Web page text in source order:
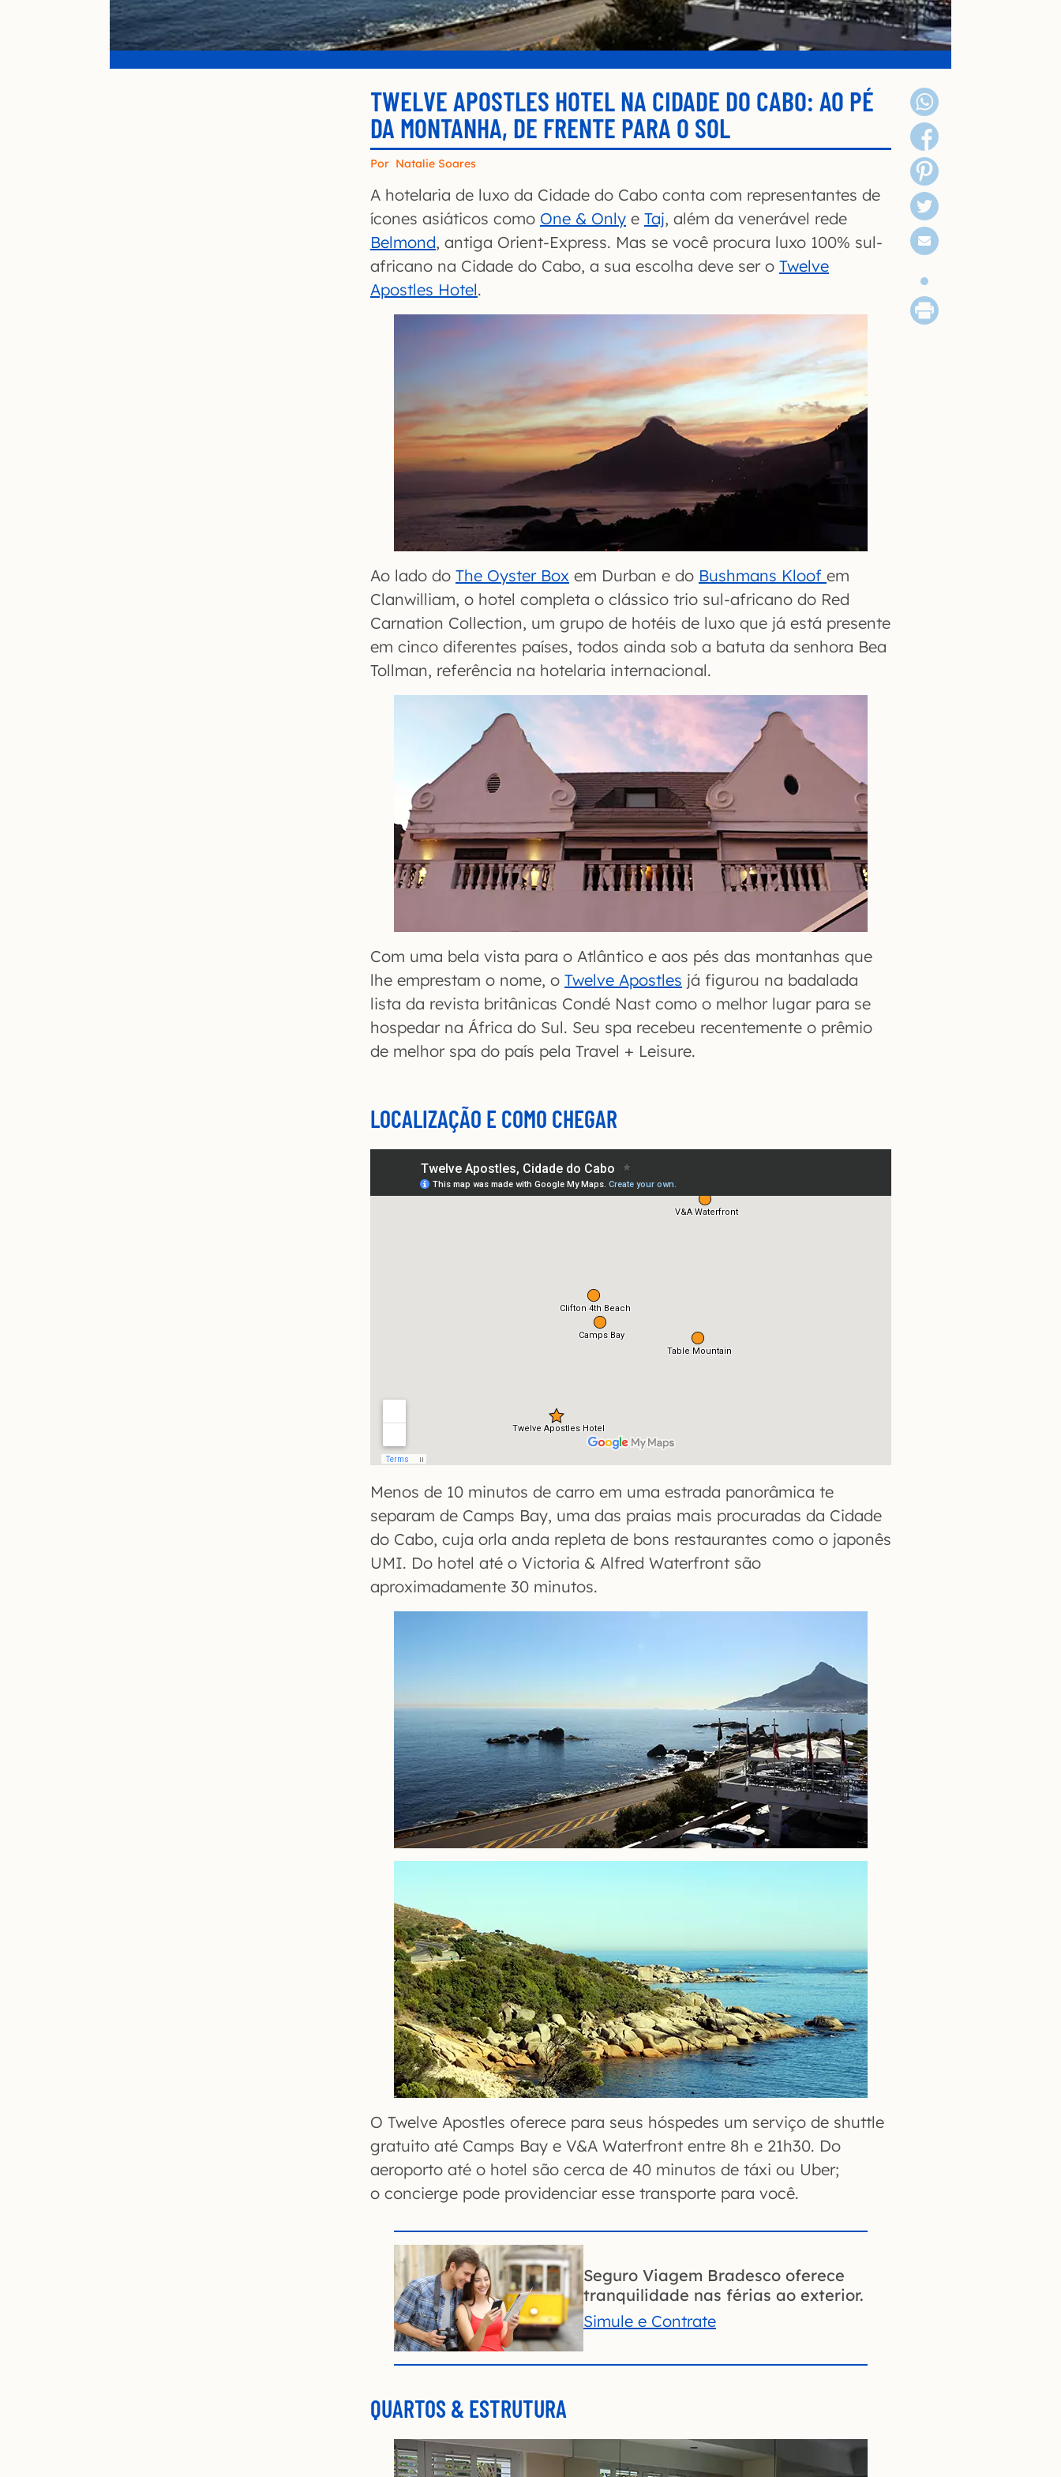
TWELVE APOSTLES HOTEL NA CIDADE DO CABO: AO PÉ
DA MONTANHA, DE FRENTE PARA O SOL
Por Natalie Soares
A hotelaria de luxo da Cidade do Cabo conta com representantes de
ícones asiáticos como One & Only e Taj, além da venerável rede
Belmond, antiga Orient-Express. Mas se você procura luxo 100% sul-
africano na Cidade do Cabo, a sua escolha deve ser o Twelve
Apostles Hotel.
Ao lado do The Oyster Box em Durban e do Bushmans Kloof em
Clanwilliam, o hotel completa o clássico trio sul-africano do Red
Carnation Collection, um grupo de hotéis de luxo que já está presente
em cinco diferentes países, todos ainda sob a batuta da senhora Bea
Tollman, referência na hotelaria internacional.
Com uma bela vista para o Atlântico e aos pés das montanhas que
lhe emprestam o nome, o Twelve Apostles já figurou na badalada
lista da revista britânicas Condé Nast como o melhor lugar para se
hospedar na África do Sul. Seu spa recebeu recentemente o prêmio
de melhor spa do país pela Travel + Leisure.
LOCALIZAÇÃO E COMO CHEGAR
Menos de 10 minutos de carro em uma estrada panorâmica te
separam de Camps Bay, uma das praias mais procuradas da Cidade
do Cabo, cuja orla anda repleta de bons restaurantes como o japonês
UMI. Do hotel até o Victoria & Alfred Waterfront são
aproximadamente 30 minutos.
O Twelve Apostles oferece para seus hóspedes um serviço de shuttle
gratuito até Camps Bay e V&A Waterfront entre 8h e 21h30. Do
aeroporto até o hotel são cerca de 40 minutos de táxi ou Uber;
o concierge pode providenciar esse transporte para você.
Seguro Viagem Bradesco oferece
tranquilidade nas férias ao exterior.
Simule e Contrate
QUARTOS & ESTRUTURA